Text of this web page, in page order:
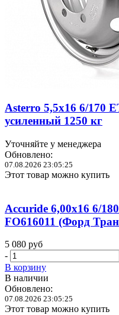
Asterro 5,5x16 6/170
усиленный 1250 кг
Уточняйте у менеджера
Обновлено:
07.08.2026 23:05:25
Этот товар можно купить
Accuride 6,00x16 6/
FO616011 (Форд
5 080 руб
-
В корзину
В наличии
Обновлено:
07.08.2026 23:05:25
Этот товар можно купить